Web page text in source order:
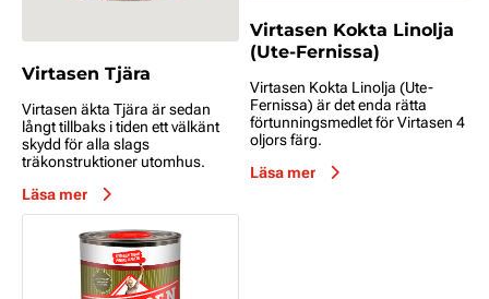
Virtasen Tjära
Virtasen äkta Tjära är sedan
långt tillbaks i tiden ett välkänt
skydd för alla slags
träkonstruktioner utomhus.
Läsa mer
Virtasen Kokta Linolja
(Ute-Fernissa)
Virtasen Kokta Linolja (Ute-
Fernissa) är det enda rätta
förtunningsmedlet för Virtasen 4
oljors färg.
Läsa mer